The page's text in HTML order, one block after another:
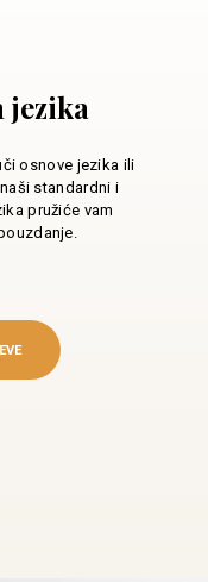
jezika
osnove jezika ili
standardni i
pružiće vam